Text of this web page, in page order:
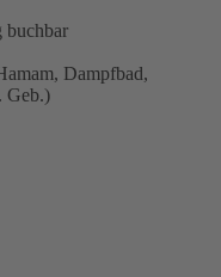
buchbar
Dampfbad,
Geb.)